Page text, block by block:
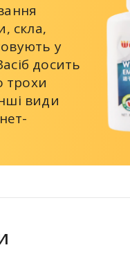
скла,
у
досить
трохи
види